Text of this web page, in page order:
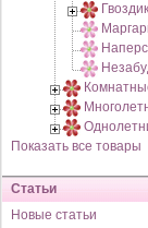
Показать все товары
Статьи
Новые статьи